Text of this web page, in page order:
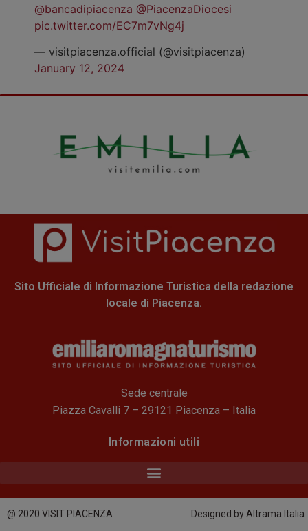
@bancadipiacenza @PiacenzaDiocesi
pic.twitter.com/EC7m7vNg4j
— visitpiacenza.official (@visitpiacenza)
January 12, 2024
Sito Ufficiale di Informazione Turistica della redazione
locale di Piacenza.
Sede centrale
Piazza Cavalli 7 – 29121 Piacenza – Italia
Informazioni utili
@ 2020 VISIT PIACENZA Designed by Altrama Italia